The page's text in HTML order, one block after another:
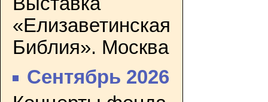
«Елизаветинская
Библия». Москва
Сентябрь 2026